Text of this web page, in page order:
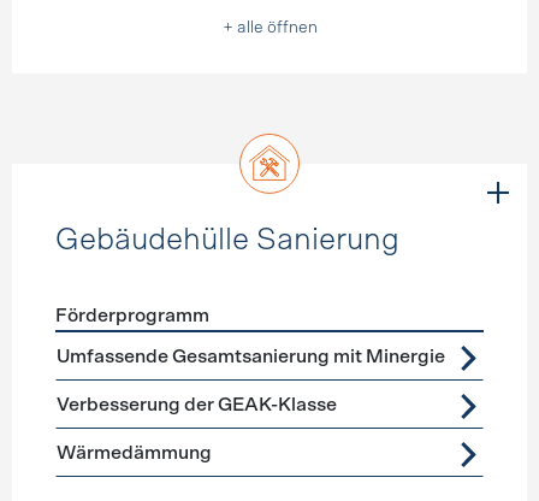
+ alle öffnen
Gebäudehülle Sanierung
Förderprogramme Gebäudehülle Sanierung
Förderprogramm
Umfassende Gesamtsanierung mit Minergie
Verbesserung der GEAK-Klasse
Wärmedämmung